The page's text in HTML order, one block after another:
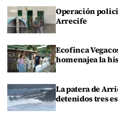
Operación
Arrecife
Ecofinca
homenajea la
La patera de
detenidos tres